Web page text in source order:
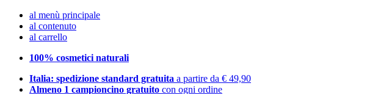
al menù principale
al contenuto
al carrello
100% cosmetici naturali
Italia: spedizione standard gratuita a partire da € 49,90
Almeno 1 campioncino gratuito con ogni ordine